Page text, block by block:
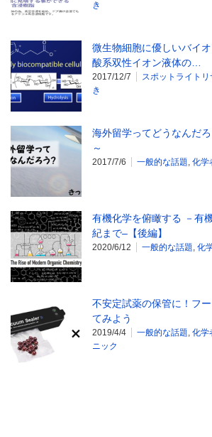
き
微生物細胞に優しいバイ
酸系双性イオン液体の…
2017/12/7 スポットライトリ
き
海外留学ってどうなんだ
～
2017/7/6 一般的な話題, 化学
有機化学を俯瞰する －有
紀まで–【後編】
2020/6/12 一般的な話題, 化
不安定試薬の保管に！フ
てみよう
2019/4/4 一般的な話題, 化学
ニック